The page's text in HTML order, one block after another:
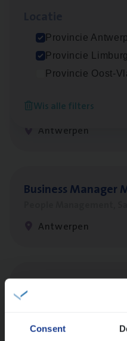
Consent
Provincie
Provincie Limburg
Provincie Oost-
Wis alle filters
Cus­to­mer Care
Customer Services
Antwerpen
Busi­ness Mana­ger
Antwerpen
(Agi­le)ITPro­ject
IT, Change & Innovation
Antwerpen